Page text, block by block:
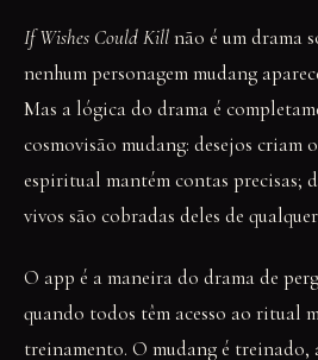
If Wishes Could Kill não é um drama
nenhum personagem mudang
Mas a lógica do drama é
cosmovisão mudang: desejos criam
espiritual mantém contas precisas;
vivos são cobradas deles de
O app é a maneira do drama de
quando todos têm acesso ao ritual
treinamento. O mudang é treinado,